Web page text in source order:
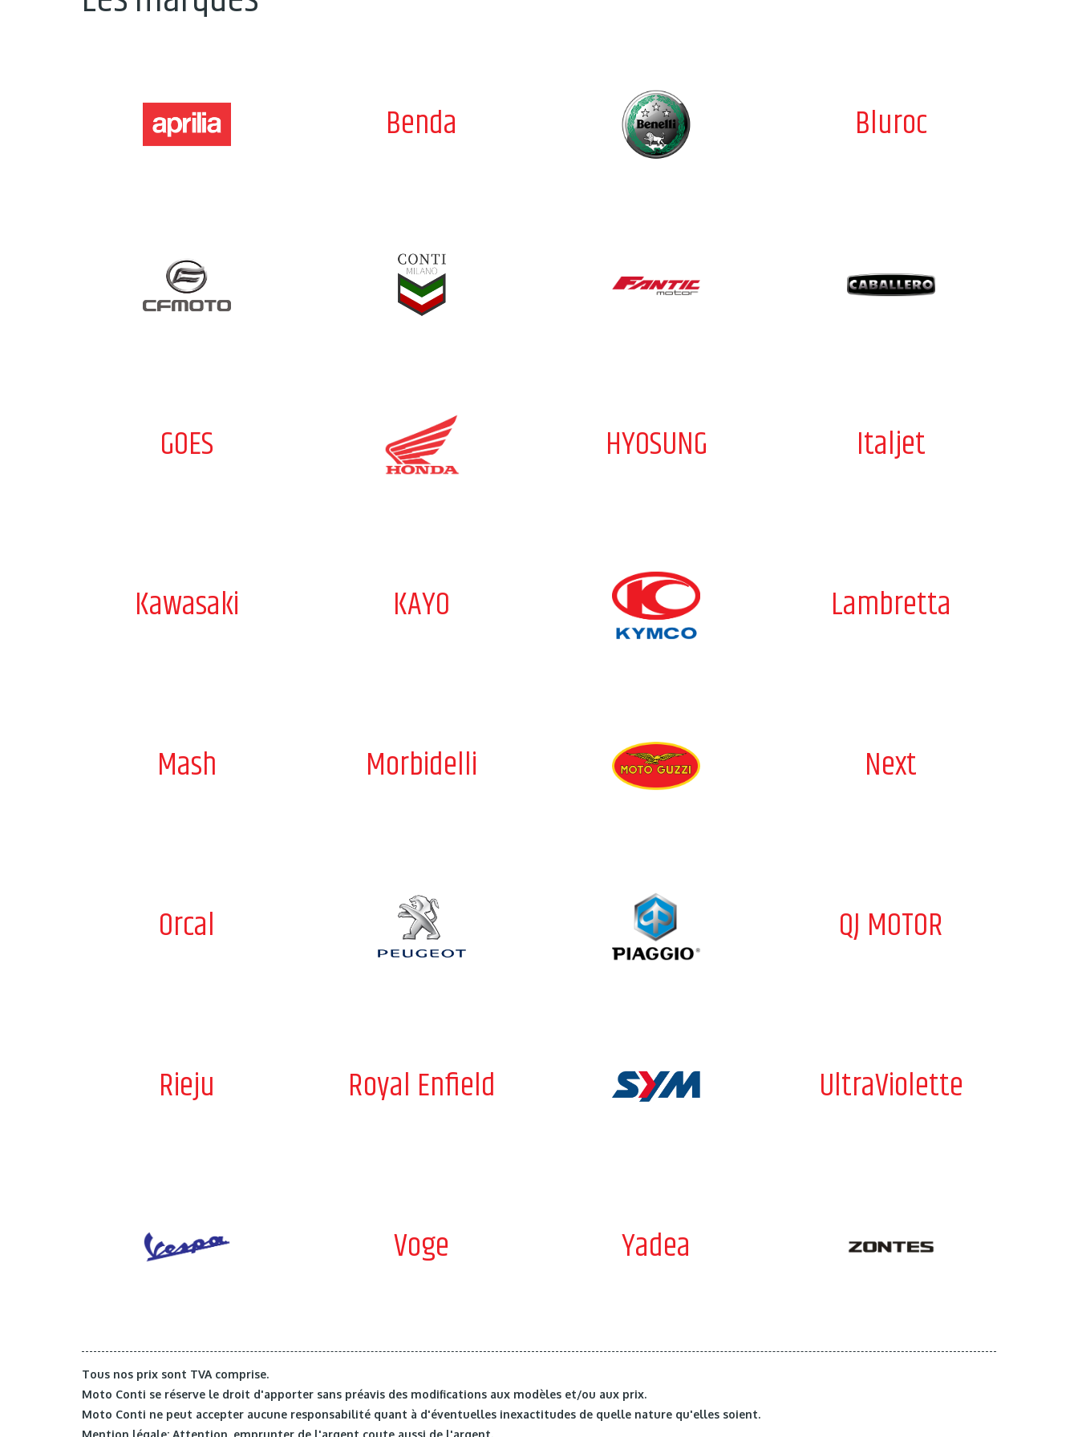
Benda Bluroc
GOES HYOSUNG Italjet
Kawasaki KAYO Lambretta
Mash Morbidelli Next
Orcal QJ MOTOR
Rieju Royal Enfield UltraViolette
Voge Yadea
Tous nos prix sont TVA comprise.
Moto Conti se réserve le droit d'apporter sans préavis des modifications aux modèles et/ou aux prix.
Moto Conti ne peut accepter aucune responsabilité quant à d'éventuelles inexactitudes de quelle nature qu'elles soient.
Mention légale: Attention, emprunter de l'argent coute aussi de l'argent.